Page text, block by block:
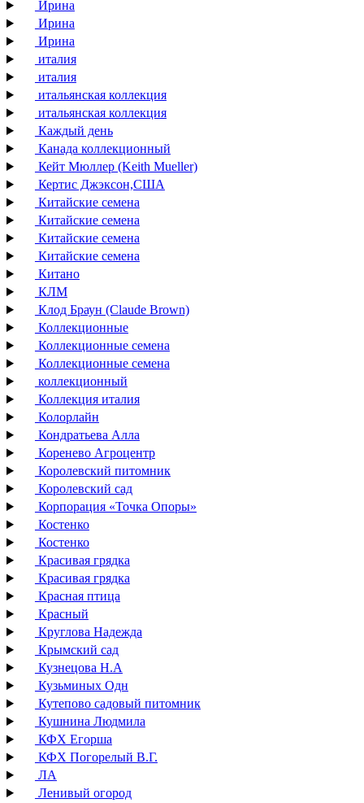
Ирина
Ирина
Ирина
италия
италия
итальянская коллекция
итальянская коллекция
Каждый день
Канада коллекционный
Кейт Мюллер (Keith Mueller)
Кертис Джэксон,США
Китайские семена
Китайские семена
Китайские семена
Китайские семена
Китано
КЛМ
Клод Браун (Claude Brown)
Коллекционные
Коллекционные семена
Коллекционные семена
коллекционный
Коллекция италия
Колорлайн
Кондратьева Алла
Коренево Агроцентр
Королевский питомник
Королевский сад
Корпорация «Точка Опоры»
Костенко
Костенко
Красивая грядка
Красивая грядка
Красная птица
Красный
Круглова Надежда
Крымский сад
Кузнецова Н.А
Кузьминых Одн
Кутепово садовый питомник
Кушнина Людмила
КФХ Егорша
КФХ Погорелый В.Г.
ЛА
Ленивый огород